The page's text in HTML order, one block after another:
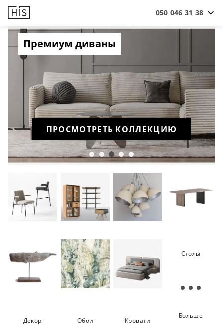
050 046 31 38
Премиум диваны
ПРОСМОТРЕТЬ КОЛЛЕКЦИЮ
Стулья Хранение Столы
Декор Обои Кровати
Больше